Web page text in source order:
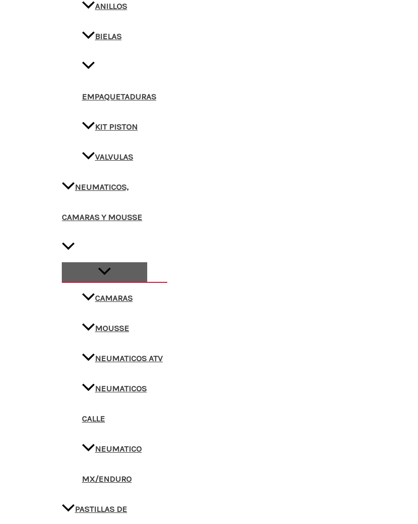
ANILLOS
BIELAS
EMPAQUETADURAS
KIT PISTON
VALVULAS
NEUMATICOS,
CAMARAS Y MOUSSE
CAMARAS
MOUSSE
NEUMATICOS ATV
NEUMATICOS
CALLE
NEUMATICO
MX/ENDURO
PASTILLAS DE